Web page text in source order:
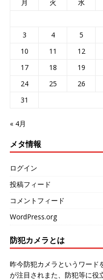
月 火 水
3
4 5
10
11 12
17
18 19
24
25 26
31
« 4月
メタ情報
ログイン
投稿フィード
コメントフィード
WordPress.org
防犯カメラとは
昨今防犯カメラというワード
が注目されまた、防犯等に役